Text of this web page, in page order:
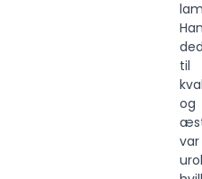
til
og
var